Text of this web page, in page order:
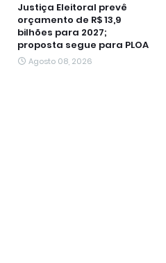
Justiça Eleitoral prevê
orçamento de R$ 13,9
bilhões para 2027;
proposta segue para PLOA
Agosto 08, 2026